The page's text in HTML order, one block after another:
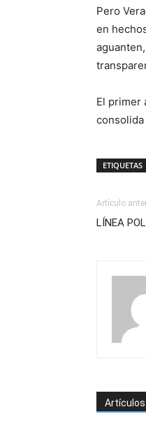
Pero
en
El primer
ETIQUETAS
Artículo
LÍNEA